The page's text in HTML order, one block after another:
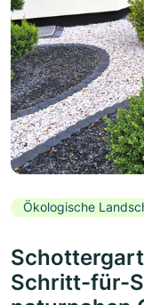
Ökologische
Schritt-für-